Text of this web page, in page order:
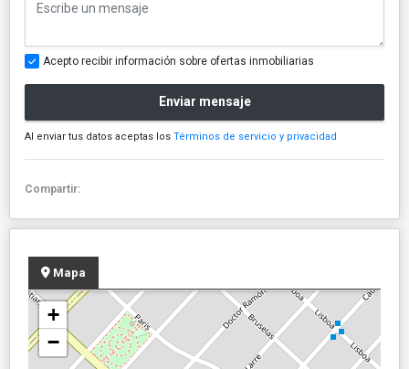
Acepto recibir información sobre ofertas inmobiliarias
Enviar mensaje
Al enviar tus datos aceptas los Términos de servicio y privacidad
Compartir:
Mapa
+
−